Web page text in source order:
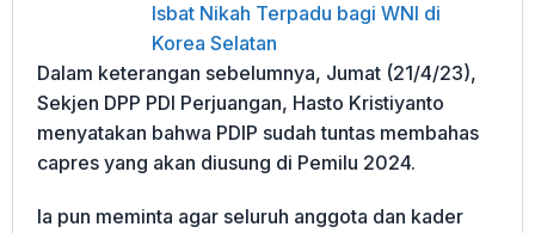
Isbat Nikah Terpadu bagi WNI di
Korea Selatan
Dalam keterangan sebelumnya, Jumat (21/4/23),
Sekjen DPP PDI Perjuangan, Hasto Kristiyanto
menyatakan bahwa PDIP sudah tuntas membahas
capres yang akan diusung di Pemilu 2024.
Ia pun meminta agar seluruh anggota dan kader